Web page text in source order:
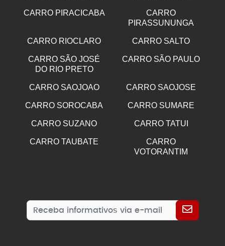
CARRO PIRACICABA
CARRO
PIRASSUNUNGA
CARRO RIOCLARO CARRO SALTO
CARRO SÃO JOSÉ
DO RIO PRETO
CARRO SÃO PAULO
CARRO SAOJOAO CARRO SAOJOSE
CARRO SOROCABA CARRO SUMARE
CARRO SUZANO CARRO TATUI
CARRO TAUBATE
CARRO
VOTORANTIM